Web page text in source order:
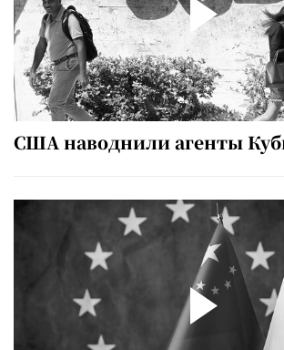
США наводнили агенты